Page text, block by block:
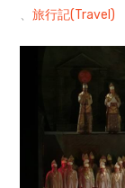
、旅行記(Travel)